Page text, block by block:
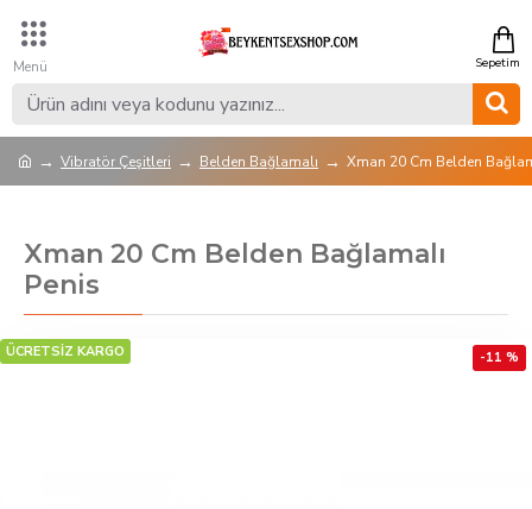
Vibratör Çeşitleri Belden Bağlamalı Xman 20 Cm Belden
Xman 20 Cm Belden Bağlamalı
Penis
ÜCRETSİZ KARGO -11 %